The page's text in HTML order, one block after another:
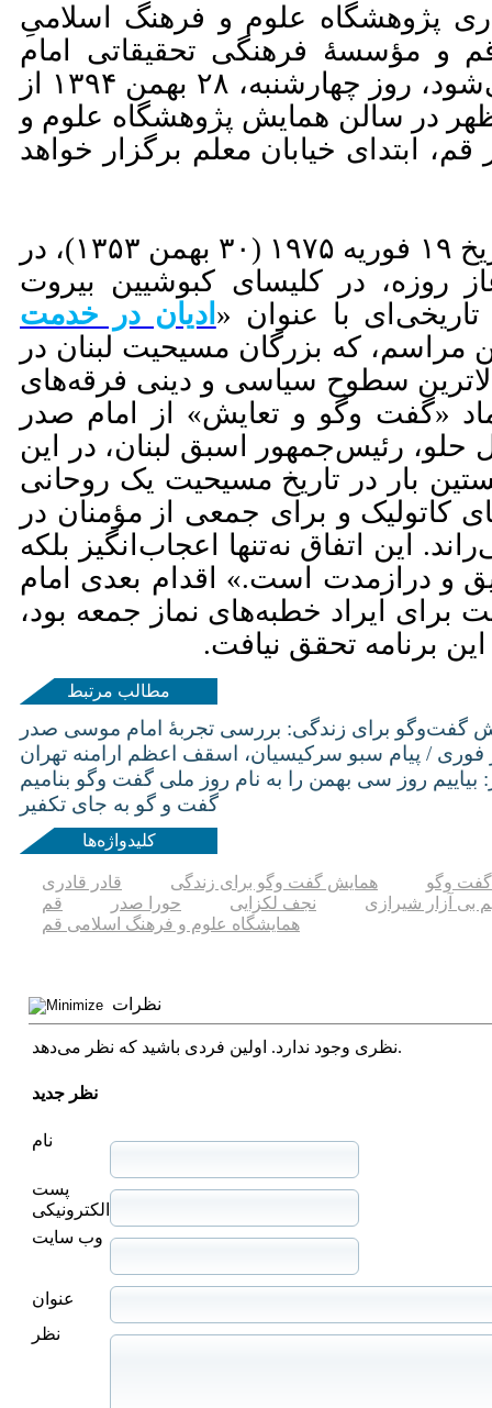
پژوهشگاه علوم و فرهنگ اسلامیِ
قم و مؤسسۀ فرهنگی تحقیقاتی امام
موسی صدر، برگزار می‌شود، روز چهارشنبه، ۲۸ بهمن ۱۳۹۴ از
پیش از ظهر در سالن همایش پژوهشگاه علوم و
ابتدای خیابان معلم برگزار خواهد
امام موسی صدر، در تاریخ ۱۹ فوریه ۱۹۷۵ (۳۰ بهمن ۱۳۵۳)، در
روزه، در کلیسای کبوشیین بیروت
با عنوان « ادیان در خدمت
مراسم، که بزرگان مسیحیت لبنان در
سطوح سیاسی و دینی فرقه‌های
«گفت وگو و تعایش» از امام صدر
حلو، رئیس‌جمهور اسبق لبنان، در این
بار در تاریخ مسیحیت یک روحانی
کاتولیک و برای جمعی از مؤمنان در
این اتفاق نه‌تنها اعجاب‌انگیز بلکه
و درازمدت است.» اقدام بعدی امام
برای ایراد خطبه‌های نماز جمعه بود،
برنامه تحقق نیافت.
مطالب مرتبط
گفت‌وگو برای زندگی: بررسی تجربۀ امام موسی صدر
فوری / پیام سبو سرکیسیان، اسقف اعظم ارامنه تهران
روز سی بهمن را به نام روز ملی گفت وگو بنامیم
گفت و گو به جای تکفیر
کلیدواژه‌ها
گفت وگو همایش گفت وگو برای زندگی
قادر قادری
بی آزار شیرازی
نجف لکزایی حورا صدر
قم
همایشگاه علوم و فرهنگ اسلامی قم
نظرات
نظری وجود ندارد. اولین فردی باشید که نظر می‌دهد.
نظر جدید
نام
پست
الکترونیکی
وب سایت
عنوان
نظر